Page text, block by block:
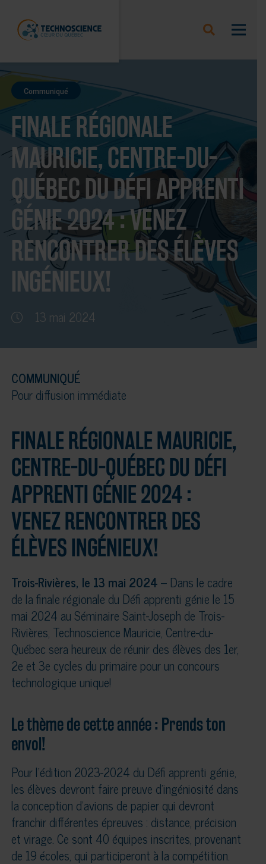
Communiqué
FINALE RÉGIONALE
MAURICIE, CENTRE-DU-
QUÉBEC DU DÉFI APPRENTI
GÉNIE 2024 : VENEZ
RENCONTRER DES ÉLÈVES
INGÉNIEUX!
13 mai 2024
COMMUNIQUÉ
Pour diffusion immédiate
FINALE RÉGIONALE MAURICIE,
CENTRE-DU-QUÉBEC DU DÉFI
APPRENTI GÉNIE 2024 :
VENEZ RENCONTRER DES
ÉLÈVES INGÉNIEUX!
Trois-Rivières, le 13 mai 2024– Dans le cadre
de la finale régionale du Défi apprenti génie le 15
mai 2024 au Séminaire Saint-Joseph de Trois-
Rivières, Technoscience Mauricie, Centre-du-
Québec sera heureux de réunir des élèves des 1er,
2e et 3e cycles du primaire pour un concours
technologique unique!
Le thème de cette année : Prends ton
envol!
Pour l’édition 2023-2024 du Défi apprenti génie,
les élèves devront faire preuve d’ingéniosité dans
la conception d’avions de papier qui devront
franchir différentes épreuves : distance, précision
et virage. Ce sont 40 équipes inscrites, provenant
de 19 écoles, qui participeront à la compétition.